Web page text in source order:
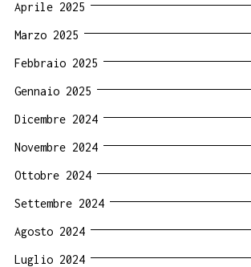
Aprile 2025
Marzo 2025
Febbraio 2025
Gennaio 2025
Dicembre 2024
Novembre 2024
Ottobre 2024
Settembre 2024
Agosto 2024
Luglio 2024